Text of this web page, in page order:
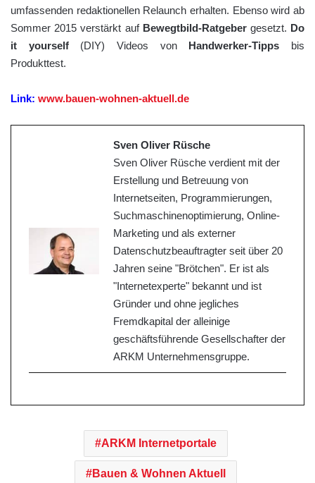
umfassenden redaktionellen Relaunch erhalten. Ebenso wird ab
Sommer 2015 verstärkt auf Bewegtbild-Ratgebergesetzt. Do
it yourself(DIY) Videos von Handwerker-Tipps bis
Produkttest.
Link: www.bauen-wohnen-aktuell.de
Sven Oliver Rüsche
Sven Oliver Rüsche verdient mit der
Erstellung und Betreuung von
Internetseiten, Programmierungen,
Suchmaschinenoptimierung, Online-
Marketing und als externer
Datenschutzbeauftragter seit über 20
Jahren seine "Brötchen". Er ist als
"Internetexperte" bekannt und ist
Gründer und ohne jegliches
Fremdkapital der alleinige
geschäftsführende Gesellschafter der
ARKM Unternehmensgruppe.
ARKM Internetportale
Bauen & Wohnen Aktuell